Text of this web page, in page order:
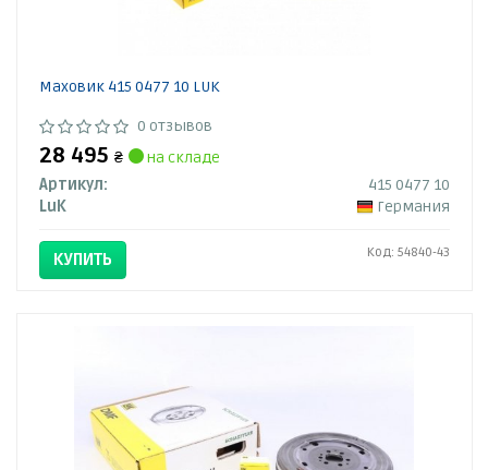
Маховик 415 0477 10 LUK
0 отзывов
28 495 ₴
на складе
Артикул:
415 0477 10
LuK
Германия
КУПИТЬ Код: 54840-43